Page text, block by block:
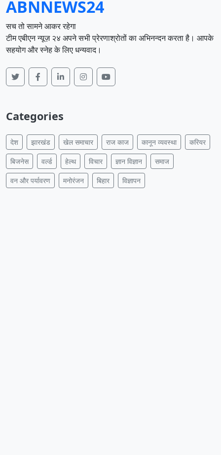
ABNNEWS24
सच तो सामने आकर रहेगा
टीम एबीएन न्यूज़ २४ अपने सभी प्रेरणाश्रोतों का अभिनन्दन करता है। आपके
सहयोग और स्नेह के लिए धन्यवाद।
Categories
देश झारखंड खेल समाचार राज काज कानून व्यवस्था करियर
बिजनेस वर्ल्ड हेल्थ विचार ज्ञान विज्ञान समाज
वन और पर्यावरण मनोरंजन बिहार विज्ञापन